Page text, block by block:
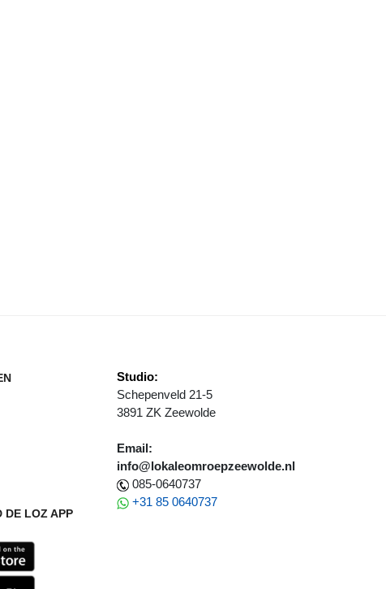
OPNIEUW STREEP DOOR NIEUWJAARSDUIK
DE LOZ APP
Studio:
Schepenveld 21-5
3891 ZK Zeewolde
Email:
info@lokaleomroepzeewolde.nl
085-0640737
+31 85 0640737